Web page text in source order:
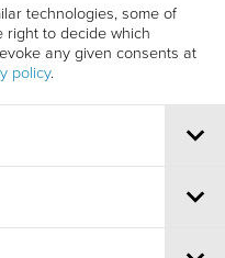
technologies, some of
right to decide which
any given consents at
policy.